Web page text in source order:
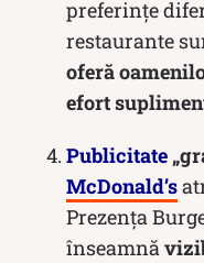
preferințe
restaurante
oferă
efort
Publicitate
McDonald’s
Prezența
înseamnă